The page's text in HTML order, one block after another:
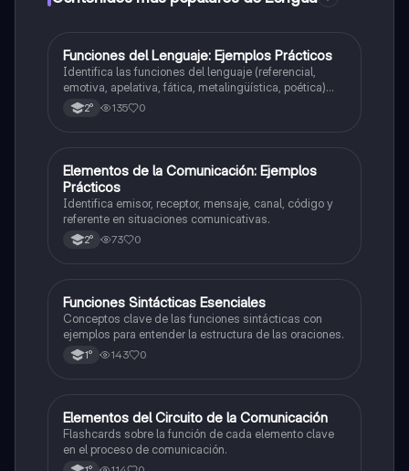
FLengua
Funciones del Lenguaje: Ejemplos Prácticos
Identifica las funciones del lenguaje (referencial,
emotiva, apelativa, fática, metalingüística, poética)
con ejemplos.
2° 135 0
ELengua
Elementos de la Comunicación: Ejemplos
Prácticos
Identifica emisor, receptor, mensaje, canal, código y
referente en situaciones comunicativas.
2° 73 0
FLengua
Funciones Sintácticas Esenciales
Conceptos clave de las funciones sintácticas con
ejemplos para entender la estructura de las oraciones.
1° 143 0
ELengua
Elementos del Circuito de la Comunicación
Flashcards sobre la función de cada elemento clave
en el proceso de comunicación.